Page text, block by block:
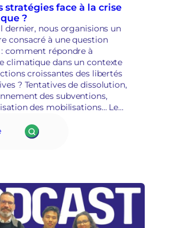
s
e
e
n
m
a
i
n
s
é
i
r
e
stratégies face à la crise
?
dernier, nous organisions un
consacré à une question
comment répondre à
climatique dans un contexte
croissantes des libertés
? Tentatives de dissolution,
des subventions,
des mobilisations… Les
en première ligne. Mais au-
une question